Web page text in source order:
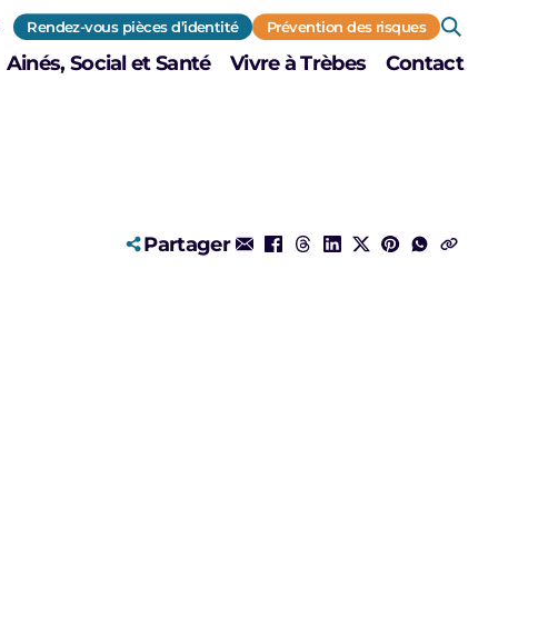
Ainés, Social et Santé Vivre à Trèbes Contact
Rendez-vous pièces d’identité Prévention des risques
Partager